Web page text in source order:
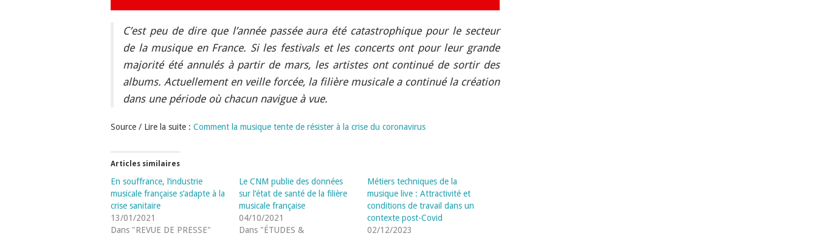
C’est peu de dire que l’année passée aura été catastrophique pour le secteur
de la musique en France. Si les festivals et les concerts ont pour leur grande
majorité été annulés à partir de mars, les artistes ont continué de sortir des
albums. Actuellement en veille forcée, la filière musicale a continué la création
dans une période où chacun navigue à vue.
Source / Lire la suite : Comment la musique tente de résister à la crise du coronavirus
Articles similaires
En souffrance, l’industrie
musicale française s’adapte à la
crise sanitaire
13/01/2021
Dans "REVUE DE PRESSE"
Le CNM publie des données
sur l’état de santé de la filière
musicale française
04/10/2021
Dans "ÉTUDES &
Métiers techniques de la
musique live : Attractivité et
conditions de travail dans un
contexte post-Covid
02/12/2023